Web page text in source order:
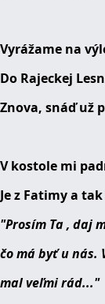
Vyrážame na
Do Rajeckej
Znova, snáď už
V kostole mi
Je z Fatimy a
"Prosím Ta , daj
čo má byť u nás.
mal veľmi rád..."